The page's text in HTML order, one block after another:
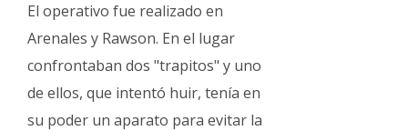
El operativo fue realizado en
Arenales y Rawson. En el lugar
confrontaban dos "trapitos" y uno
de ellos, que intentó huir, tenía en
su poder un aparato para evitar la